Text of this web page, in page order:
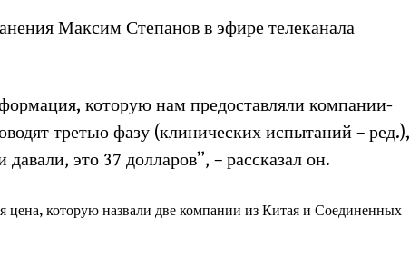
Максим Степанов в эфире телеканала
которую нам предоставляли компании-
третью фазу (клинических испытаний – ред.),
это 37 долларов”, – рассказал он.
цена, которую назвали две компании из Китая и Соединенных